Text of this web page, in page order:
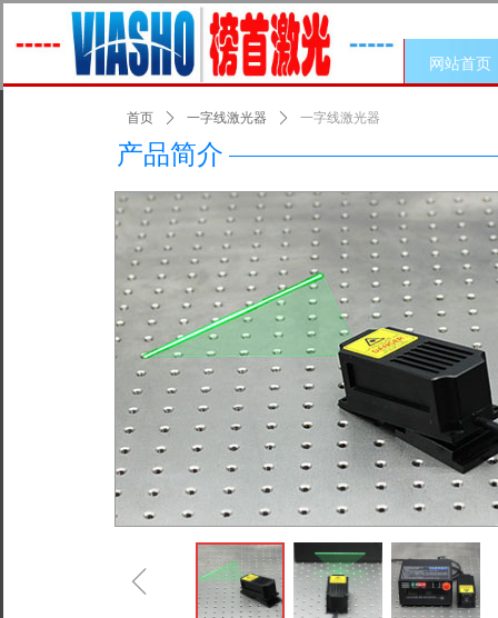
网站首页
产品简介
首页 ꄲ 一字线激光器 ꄲ 一字线激光器
ꁆ